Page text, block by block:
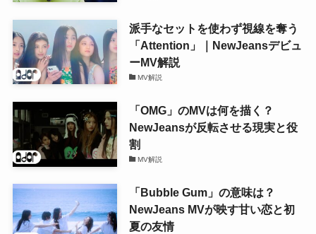
派手なセットを使わず視線を奪う
「Attention」｜NewJeansデビュ
ーMV解説
MV解説
「OMG」のMVは何を描く？
NewJeansが反転させる現実と役
割
MV解説
「Bubble Gum」の意味は？
NewJeans MVが映す甘い恋と初
夏の友情